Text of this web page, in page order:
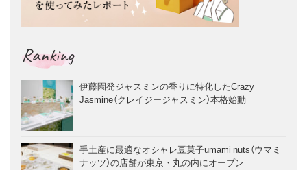
Ranking
伊藤園発ジャスミンの香りに特化したCrazy
Jasmine（クレイジージャスミン）本格始動
手土産に最適なオシャレ豆菓子umami nuts（ウマミ
ナッツ）の店舗が東京・丸の内にオープン